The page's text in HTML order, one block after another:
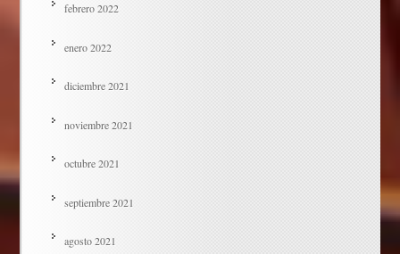
febrero 2022
enero 2022
diciembre 2021
noviembre 2021
octubre 2021
septiembre 2021
agosto 2021